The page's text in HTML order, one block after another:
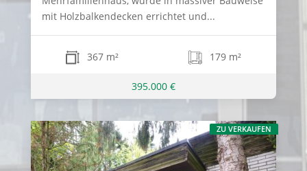
mit Holzbalkendecken errichtet und...
367 m² 179 m²
395.000 €
ZU VERKAUFEN